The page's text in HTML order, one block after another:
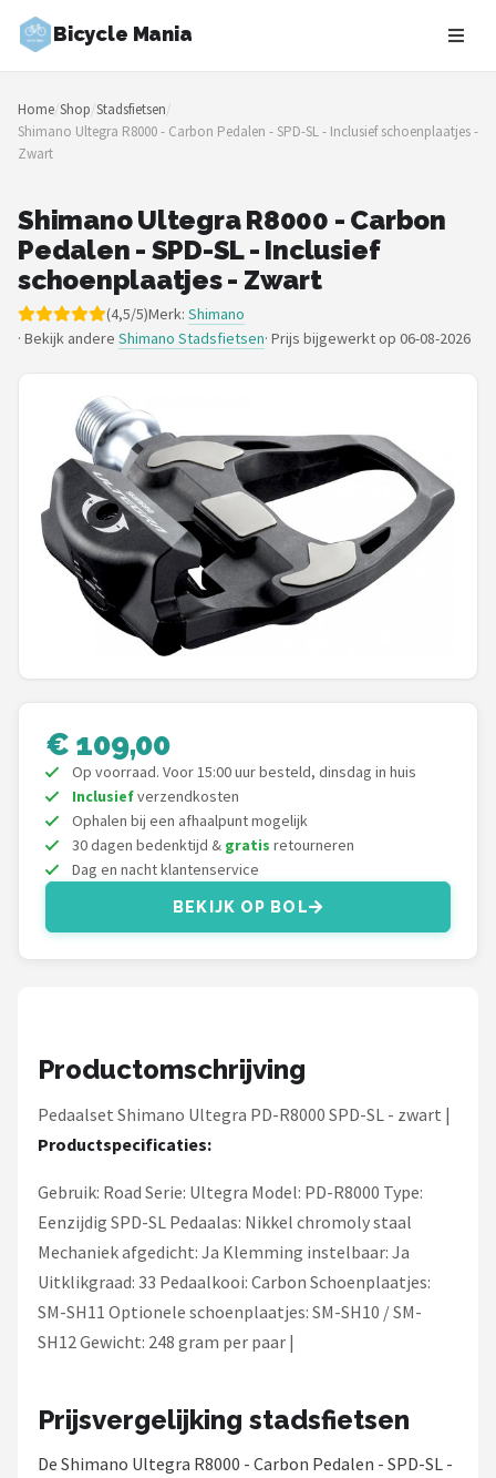
Bicycle Mania
Zoeken
NAVIGATIE
Shop
Merken
Blog
Fietsroutes
Kinderfietsen
Stadsfietsen
Elektrische fietsen
Mountainbikes
Shop
POPULAIRE MERKEN
Basil
Volare
ABUS
AXA
New Looxs
Voltano
Shimano
Alle merken →
Home/Shop/Stadsfietsen/
Shimano Ultegra R8000 - Carbon Pedalen - SPD-SL - Inclusief schoenplaatjes -
Zwart
Shimano Ultegra R8000 - Carbon
Pedalen - SPD-SL - Inclusief
schoenplaatjes - Zwart
(4,5/5)Merk: Shimano
· Bekijk andere Shimano Stadsfietsen· Prijs bijgewerkt op 06-08-2026
€ 109,00
Op voorraad. Voor 15:00 uur besteld, dinsdag in huis
Inclusiefverzendkosten
Ophalen bij een afhaalpunt mogelijk
30 dagen bedenktijd & gratis retourneren
Dag en nacht klantenservice
BEKIJK OP BOL
Productomschrijving
Pedaalset Shimano Ultegra PD-R8000 SPD-SL - zwart |
Productspecificaties:
Gebruik: Road Serie: Ultegra Model: PD-R8000 Type:
Eenzijdig SPD-SL Pedaalas: Nikkel chromoly staal
Mechaniek afgedicht: Ja Klemming instelbaar: Ja
Uitklikgraad: 33 Pedaalkooi: Carbon Schoenplaatjes:
SM-SH11 Optionele schoenplaatjes: SM-SH10 / SM-
SH12 Gewicht: 248 gram per paar |
Prijsvergelijking stadsfietsen
De Shimano Ultegra R8000 - Carbon Pedalen - SPD-SL -